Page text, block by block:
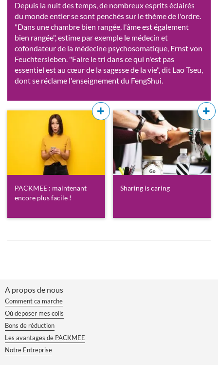
Depuis la nuit des temps, de nombreux esprits éclairés
du monde entier se sont penchés sur le thème de l'ordre.
"Dans une chambre bien rangée, l'âme est également
bien rangée", estime par exemple le médecin et
cofondateur de la médecine psychosomatique, Ernst von
Feuchtersleben. "Faire le tri dans ce qui n'est pas
essentiel est au cœur de la sagesse de la vie", dit Lao Tseu,
dont se réclame l'enseignement du FengShui.
PACKMEE : maintenant
encore plus facile !
+
Sharing is caring
+
A propos de nous
Comment ca marche
Où deposer mes colis
Bons de réduction
Les avantages de PACKMEE
Notre Entreprise